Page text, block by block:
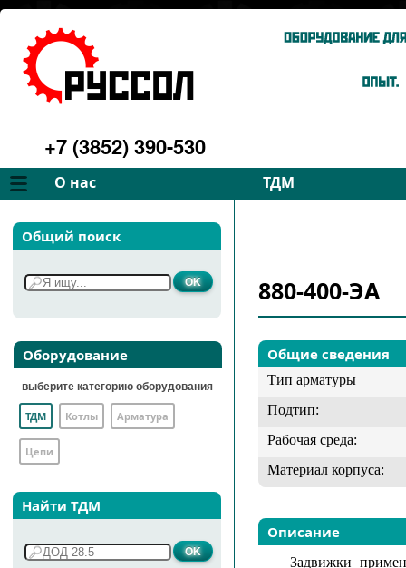
+7 (3852) 390-530
О нас ТДМ
Компания
Философия
Услуги
Галерея
Контакты
Запчасти
Подбор
Общий поиск
Оборудование
выберите категорию оборудования
ТДМ Котлы Арматура
Цепи
Найти ТДМ
880-400-ЭА
Общие сведения
Тип арматуры
Подтип:
Рабочая среда:
Материал корпуса:
Описание
Задвижки